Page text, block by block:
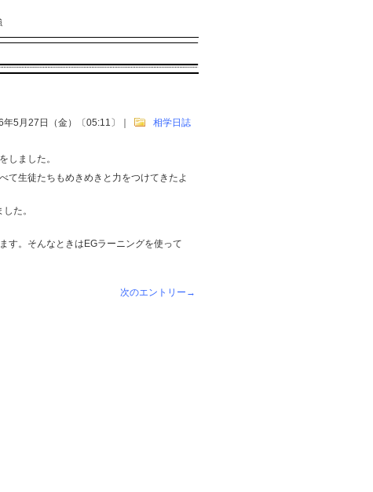
年5月27日（金）〔05:11〕
｜
相学日誌
しました。
て生徒たちもめきめきと力をつけてきたよ
た。
す。そんなときはEGラーニングを使って
次のエントリー→